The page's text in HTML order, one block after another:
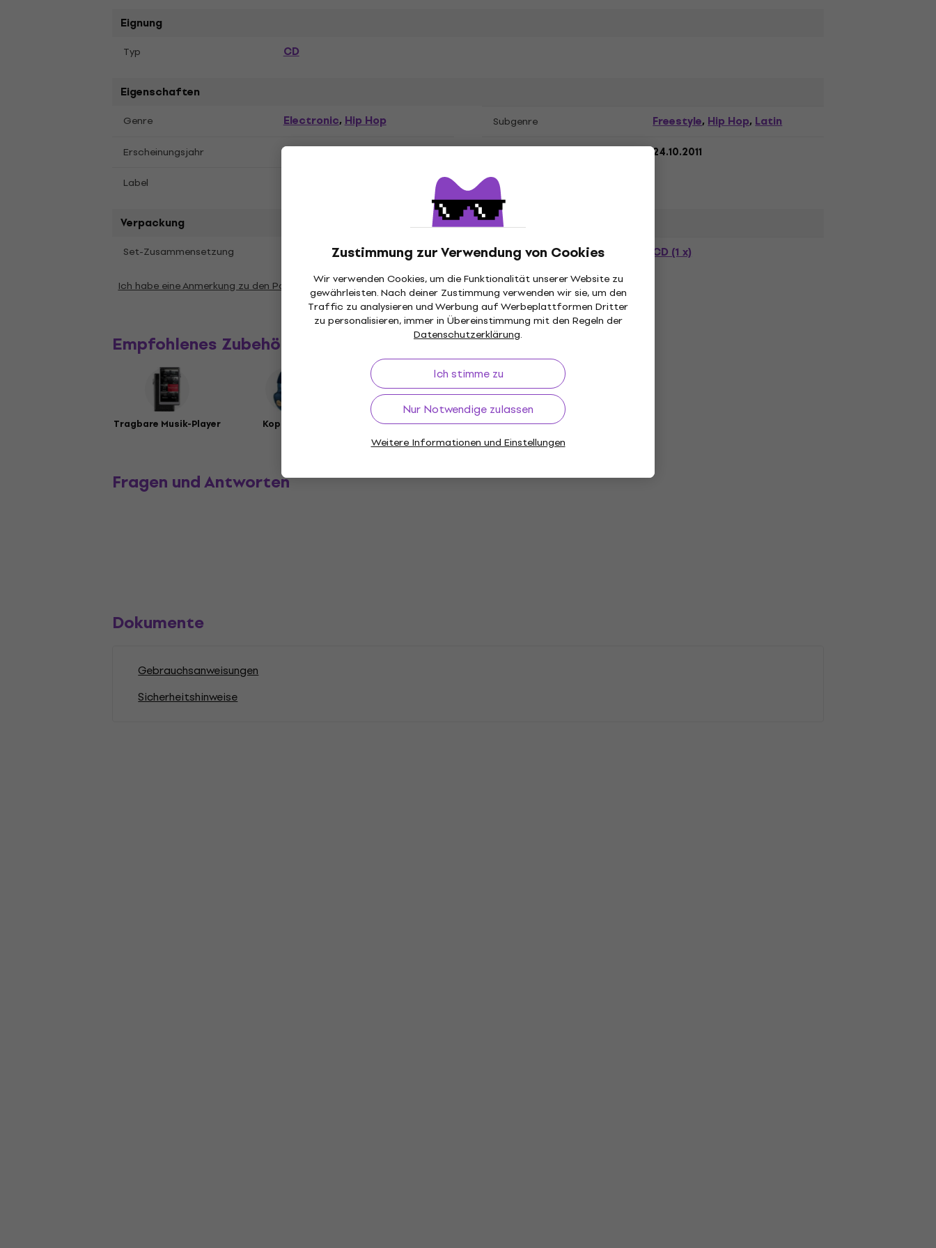
Zustimmung zur Verwendung von Cookies
Wir verwenden Cookies, um die Funktionalität unserer Website zu
gewährleisten. Nach deiner Zustimmung verwenden wir sie, um den
Traffic zu analysieren und Werbung auf Werbeplattformen Dritter
zu personalisieren, immer in Übereinstimmung mit den Regeln der
Datenschutzerklärung.
Ich stimme zu
Nur Notwendige zulassen
Weitere Informationen und Einstellungen
Eignung
Typ CD
Eigenschaften
Genre Electronic,Hip Hop Subgenre Freestyle,Hip Hop,Latin
Erscheinungsjahr 2011
24.10.2011
Label
Verpackung
Set-Zusammensetzung Packungsinhalt CD (1 x)
Ich habe eine Anmerkung zu den Parametern
Empfohlenes Zubehör
Tragbare Musik-Player Kopfhörer Hi-Fi Systeme HiFi-CD-Player
Fragen und Antworten
Dokumente
Gebrauchsanweisungen
Sicherheitshinweise